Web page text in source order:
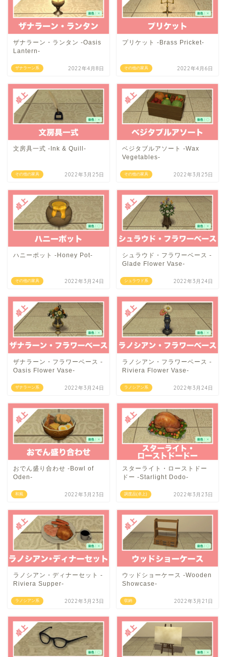
ザナラーン系
ザナラーン・ランタン -Oasis
Lantern-
2022年4月8日 その他の家具
プリケット -Brass Pricket-
2022年4月6日
その他の家具
文房具一式 -Ink & Quill-
2022年3月25日 その他の家具
ベジタブルアソート -Wax
Vegetables-
2022年3月25日
その他の家具
ハニーポット -Honey Pot-
2022年3月24日 シュラウド系
シュラウド・フラワーベース -
Glade Flower Vase-
2022年3月24日
ザナラーン系
ザナラーン・フラワーベース -
Oasis Flower Vase-
2022年3月24日 ラノシアン系
ラノシアン・フラワーベース -
Riviera Flower Vase-
2022年3月24日
和風
おでん盛り合わせ -Bowl of
Oden-
2022年3月23日 調度品(卓上)
スターライト・ローストドー
ドー -Starlight Dodo-
2022年3月23日
ラノシアン系
ラノシアン・ディナーセット -
Riviera Supper-
2022年3月23日 収納
ウッドショーケース -Wooden
Showcase-
2022年3月21日